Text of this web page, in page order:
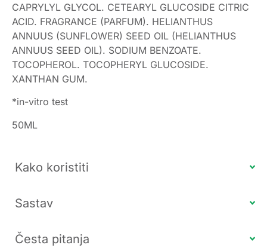
CAPRYLYL GLYCOL. CETEARYL GLUCOSIDE CITRIC
ACID. FRAGRANCE (PARFUM). HELIANTHUS
ANNUUS (SUNFLOWER) SEED OIL (HELIANTHUS
ANNUUS SEED OIL). SODIUM BENZOATE.
TOCOPHEROL. TOCOPHERYL GLUCOSIDE.
XANTHAN GUM.
*in-vitro test
50ML
Kako koristiti
Sastav
Česta pitanja